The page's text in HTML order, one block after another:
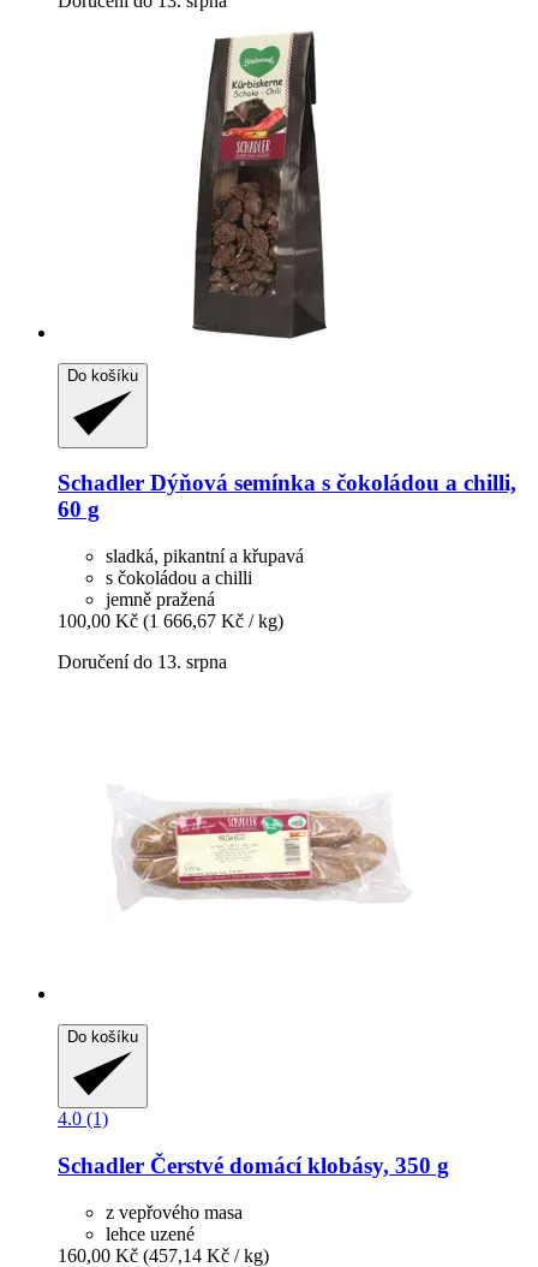
Do košíku
Schadler Dýňová semínka s čokoládou a chilli,
60 g
sladká, pikantní a křupavá
s čokoládou a chilli
jemně pražená
100,00 Kč (1 666,67 Kč / kg)
Doručení do 13. srpna
Do košíku
4.0 (1)
Schadler Čerstvé domácí klobásy, 350 g
z vepřového masa
lehce uzené
160,00 Kč (457,14 Kč / kg)